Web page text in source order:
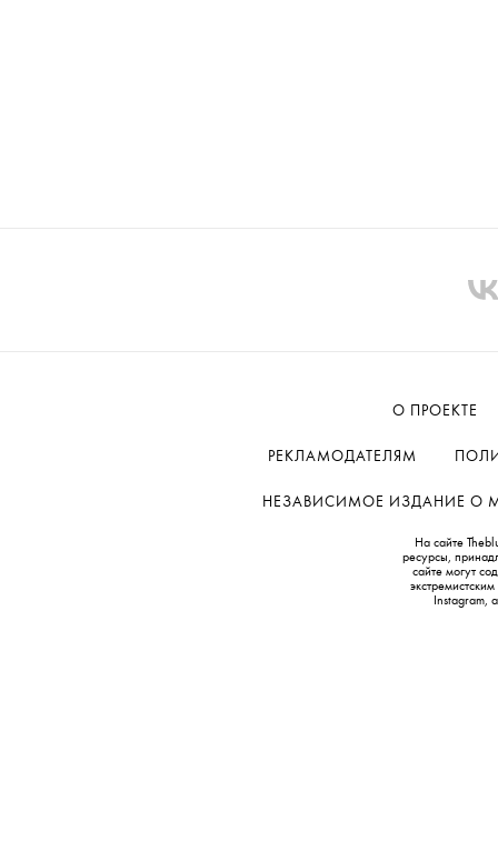
О ПРОЕКТЕ
РЕКЛАМОДАТЕЛЯМ
НЕЗАВИСИМОЕ ИЗДАНИЕ О
На сайте
ресурсы,
сайте могут
Instagram,